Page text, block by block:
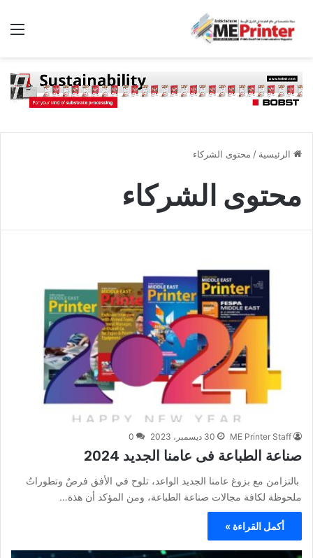
الرئيسية / محتوى الشركاء
محتوى الشركاء
ME Printer Staff 30 ديسمبر، 2023 0
صناعة الطباعة فى عامنا الجديد 2024
بالتزامن مع بزوغ عامنا الجديد الواعد، تلوح في الأفق فرصٌ وتطوراتٌ
ملحوظة لكافة مجالات صناعة الطباعة، ومن المؤكد أن هذة…
أكمل القراءة »